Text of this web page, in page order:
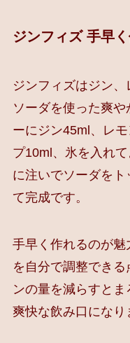
ジンフィズ 手早
ジンフィズはジン、
ソーダを使った爽
ーにジン45ml、レ
プ10ml、氷を入れ
に注いでソーダを
て完成です。
手早く作れるのが
を自分で調整でき
ンの量を減らすと
爽快な飲み口になり